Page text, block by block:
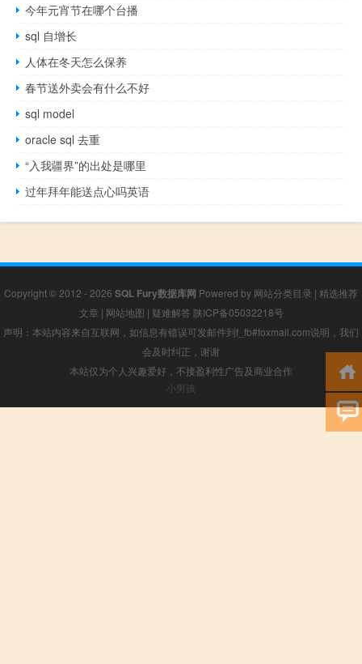
今年元宵节在哪个台播
sql 自增长
人体在冬天怎么保养
春节送外卖会有什么不好
sql model
oracle sql 去重
“入我疆界”的出处是哪里
过年拜年能送点心吗英语
Copyright © 2012 - 2026 SQL Fury数据库网 Powered by 网站分类目录 | 精选推荐
文章 | 网站地图 | 疑难解答 陕ICP备05032218号
声明：本站内容来自互联网，如信息有错误可发邮件到f_fb#foxmail.com说明，我们
会及时纠正，谢谢
本站仅为个人兴趣爱好，不接盈利性广告及商业合作
小男孩